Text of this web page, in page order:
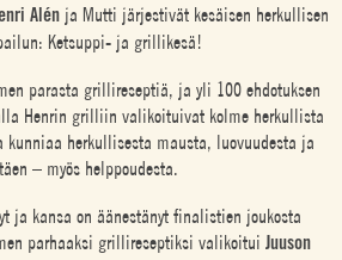
Alén ja Mutti järjestivät kesäisen herkullisen
Ketsuppi- ja grillikesä!
parasta grillireseptiä, ja yli 100 ehdotuksen
Henrin grilliin valikoituivat kolme herkullista
kunniaa herkullisesta mausta, luovuudesta ja
– myös helppoudesta.
ja kansa on äänestänyt finalistien joukosta
parhaaksi grillireseptiksi valikoitui Juuson